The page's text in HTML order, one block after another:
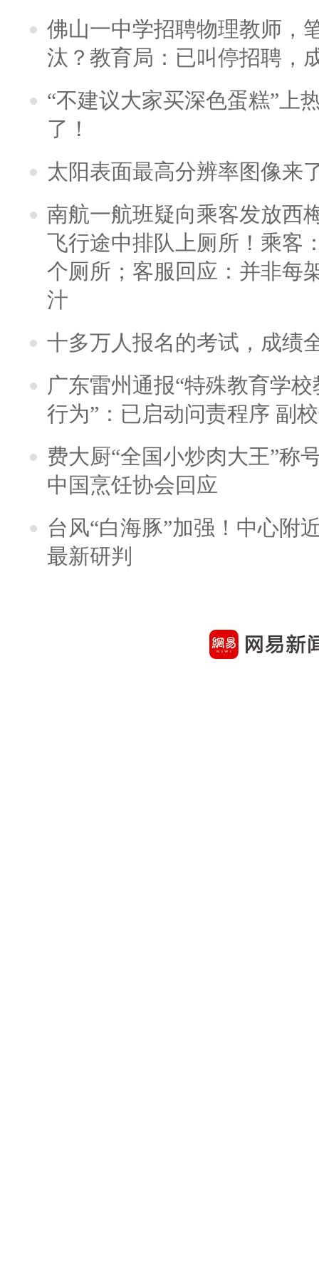
佛山一中学招聘物理教师，
汰？教育局：已叫停招聘，
“不建议大家买深色蛋糕”上
了！
太阳表面最高分辨率图像来
南航一航班疑向乘客发放西
飞行途中排队上厕所！乘客
个厕所；客服回应：并非每
汁
十多万人报名的考试，成绩
广东雷州通报“特殊教育学
行为”：已启动问责程序 副
费大厨“全国小炒肉大王”称
中国烹饪协会回应
台风“白海豚”加强！中心附
最新研判